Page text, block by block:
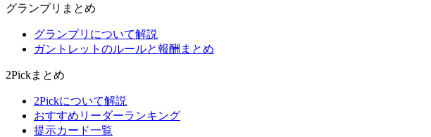
グランプリまとめ
グランプリについて解説
ガントレットのルールと報酬まとめ
2Pickまとめ
2Pickについて解説
おすすめリーダーランキング
提示カード一覧